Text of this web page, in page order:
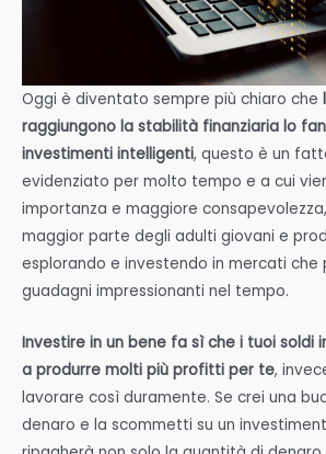
Oggi è diventato sempre più chiaro che
raggiungono la stabilità finanziaria lo
investimenti intelligenti, questo è un
evidenziato per molto tempo e a cui
importanza e maggiore
maggior parte degli adulti giovani e
esplorando e investendo in mercati che
guadagni impressionanti nel tempo.
Investire in un bene fa sì che i tuoi soldi
a produrre molti più profitti per te,
lavorare così duramente. Se crei una
denaro e la scommetti su un